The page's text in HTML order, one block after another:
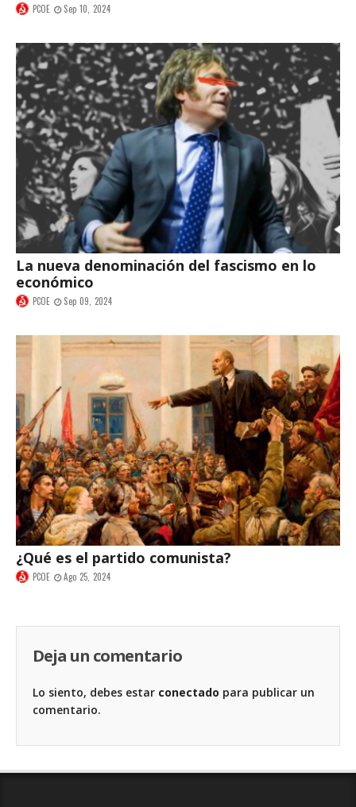
PCOE Sep 10, 2024
La nueva denominación del fascismo en lo
económico
PCOE Sep 09, 2024
¿Qué es el partido comunista?
PCOE Ago 25, 2024
Deja un comentario
Lo siento, debes estar conectado para publicar un
comentario.